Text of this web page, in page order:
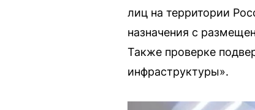
лиц на территории
назначения с
Также проверке
инфраструктуры».